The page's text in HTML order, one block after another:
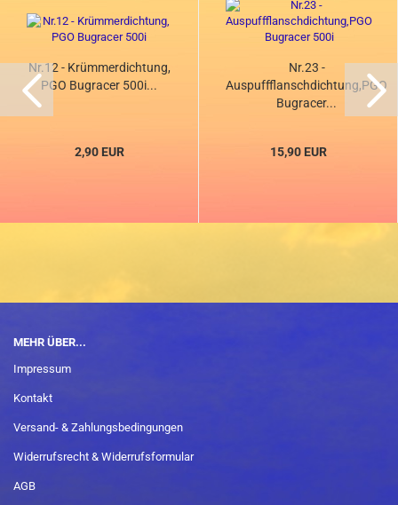
Nr.12 - Krümmerdichtung,
PGO Bugracer 500i...
2,90 EUR
Nr.23 -
Auspuffflanschdichtung,PGO
Bugracer...
15,90 EUR
MEHR ÜBER...
Impressum
Kontakt
Versand- & Zahlungsbedingungen
Widerrufsrecht & Widerrufsformular
AGB